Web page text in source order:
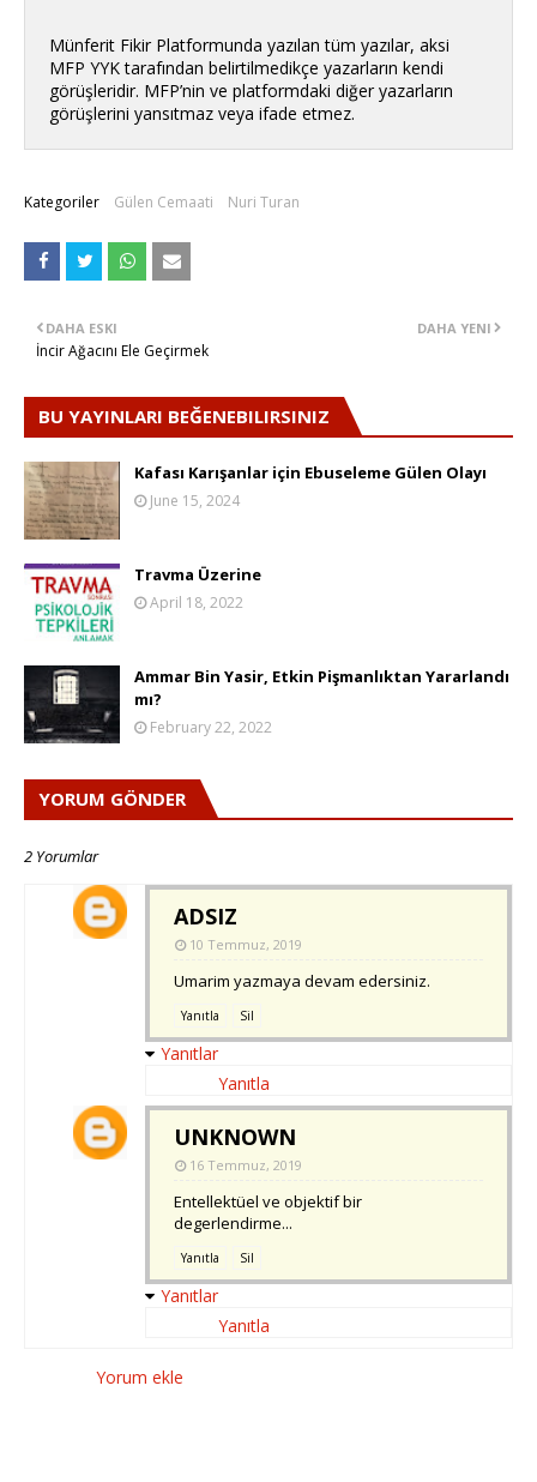
Münferit Fikir Platformunda yazılan tüm yazılar, aksi
MFP YYK tarafından belirtilmedikçe yazarların kendi
görüşleridir. MFP’nin ve platformdaki diğer yazarların
görüşlerini yansıtmaz veya ifade etmez.
Kategoriler Gülen Cemaati Nuri Turan
DAHA YENI
DAHA ESKI
İncir Ağacını Ele Geçirmek
BU YAYINLARI BEĞENEBILIRSINIZ
Kafası Karışanlar için Ebuseleme Gülen Olayı
June 15, 2024
Travma Üzerine
April 18, 2022
Ammar Bin Yasir, Etkin Pişmanlıktan Yararlandı
mı?
February 22, 2022
YORUM GÖNDER
2 Yorumlar
ADSIZ
10 Temmuz, 2019
Umarim yazmaya devam edersiniz.
Yanıtla Sil
Yanıtlar
Yanıtla
UNKNOWN
16 Temmuz, 2019
Entellektüel ve objektif bir
degerlendirme...
Yanıtla Sil
Yanıtlar
Yanıtla
Yorum ekle